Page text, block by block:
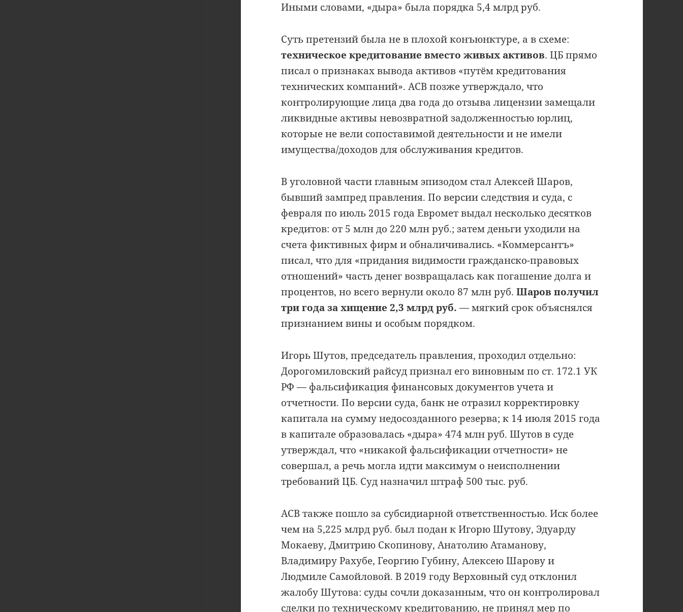
Иными словами, «дыра» была порядка 5,4 млрд руб.
Суть претензий была не в плохой конъюнктуре, а в схеме:
техническое кредитование вместо живых активов. ЦБ прямо
писал о признаках вывода активов «путём кредитования
технических компаний». АСВ позже утверждало, что
контролирующие лица два года до отзыва лицензии замещали
ликвидные активы невозвратной задолженностью юрлиц,
которые не вели сопоставимой деятельности и не имели
имущества/доходов для обслуживания кредитов.
В уголовной части главным эпизодом стал Алексей Шаров,
бывший зампред правления. По версии следствия и суда, с
февраля по июль 2015 года Евромет выдал несколько десятков
кредитов: от 5 млн до 220 млн руб.; затем деньги уходили на
счета фиктивных фирм и обналичивались. «Коммерсантъ»
писал, что для «придания видимости гражданско-правовых
отношений» часть денег возвращалась как погашение долга и
процентов, но всего вернули около 87 млн руб.Шаров получил
три года за хищение 2,3 млрд руб. — мягкий срок объяснялся
признанием вины и особым порядком.
Игорь Шутов, председатель правления, проходил отдельно:
Дорогомиловский райсуд признал его виновным по ст. 172.1 УК
РФ — фальсификация финансовых документов учета и
отчетности. По версии суда, банк не отразил корректировку
капитала на сумму недосозданного резерва; к 14 июля 2015 года
в капитале образовалась «дыра» 474 млн руб. Шутов в суде
утверждал, что «никакой фальсификации отчетности» не
совершал, а речь могла идти максимум о неисполнении
требований ЦБ. Суд назначил штраф 500 тыс. руб.
АСВ также пошло за субсидиарной ответственностью. Иск более
чем на 5,225 млрд руб. был подан к Игорю Шутову, Эдуарду
Мокаеву, Дмитрию Скопинову, Анатолию Атаманову,
Владимиру Рахубе, Георгию Губину, Алексею Шарову и
Людмиле Самойловой. В 2019 году Верховный суд отклонил
жалобу Шутова: суды сочли доказанным, что он контролировал
сделки по техническому кредитованию, не принял мер по